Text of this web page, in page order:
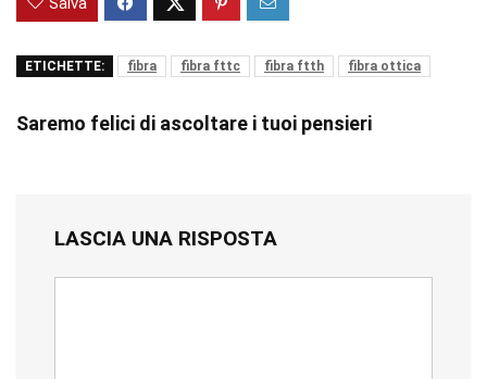
ETICHETTE: fibra fibra fttc fibra ftth fibra ottica
Saremo felici di ascoltare i tuoi pensieri
LASCIA UNA RISPOSTA